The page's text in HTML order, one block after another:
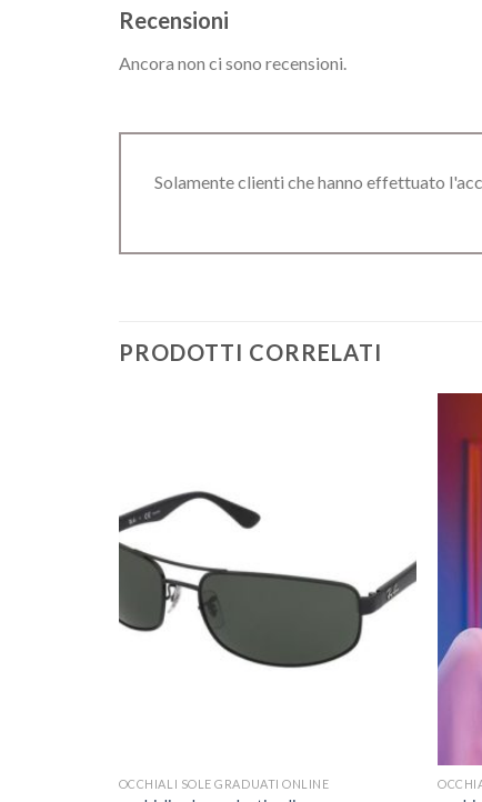
Recensioni
Ancora non ci sono recensioni.
Solamente clienti che hanno effettuato
PRODOTTI CORRELATI
OCCHIALI SOLE GRADUATI ONLINE